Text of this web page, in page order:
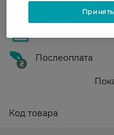
Оплата
Послеоплата
Код товара